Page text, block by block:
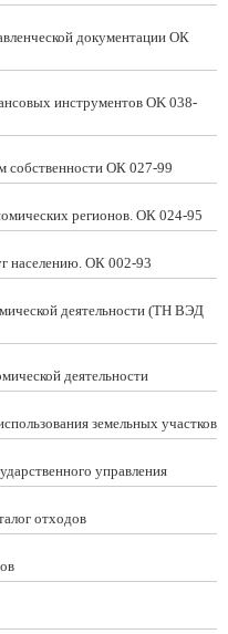
документации ОК
инструментов OK 038-
собственности ОК 027-99
регионов. ОК 024-95
населению. ОК 002-93
деятельности (ТН ВЭД
деятельности
земельных участков
управления
отходов